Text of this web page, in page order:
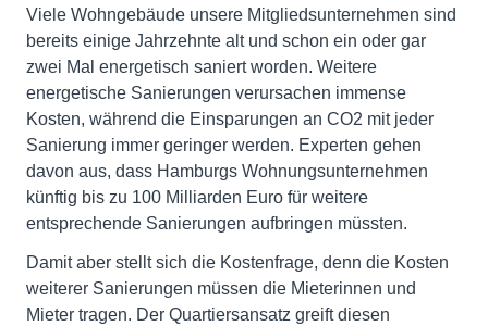
Viele Wohngebäude unsere Mitgliedsunternehmen sind
bereits einige Jahrzehnte alt und schon ein oder gar
zwei Mal energetisch saniert worden. Weitere
energetische Sanierungen verursachen immense
Kosten, während die Einsparungen an CO2 mit jeder
Sanierung immer geringer werden. Experten gehen
davon aus, dass Hamburgs Wohnungsunternehmen
künftig bis zu 100 Milliarden Euro für weitere
entsprechende Sanierungen aufbringen müssten.
Damit aber stellt sich die Kostenfrage, denn die Kosten
weiterer Sanierungen müssen die Mieterinnen und
Mieter tragen. Der Quartiersansatz greift diesen